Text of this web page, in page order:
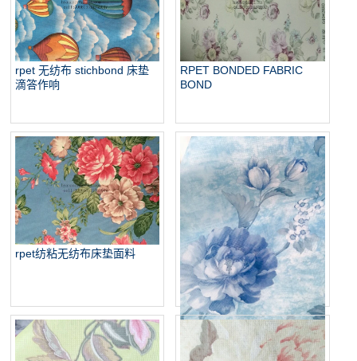
rpet 无纺布 stichbond 床垫
滴答作响
RPET BONDED FABRIC
BOND
rpet纺粘无纺布床垫面料
供应美国纺粘 stichbond 床垫
滴答作响